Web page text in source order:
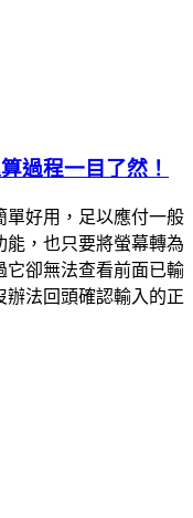
過程一目了然！
單好用，足以應付一般
能，也只要將螢幕轉為
它卻無法查看前面已輸
辦法回頭確認輸入的正